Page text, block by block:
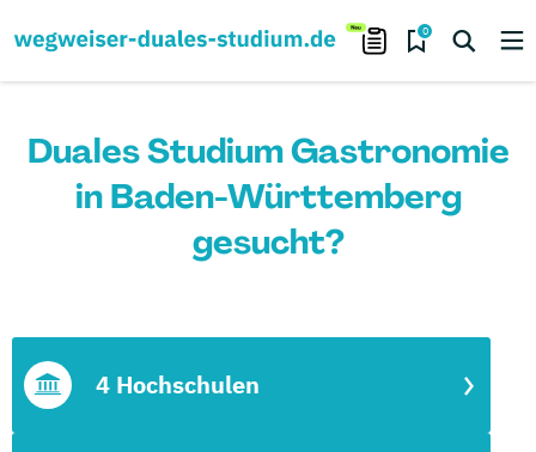
0
Duales Studium Gastronomie
in Baden-Württemberg
gesucht?
4 Hochschulen